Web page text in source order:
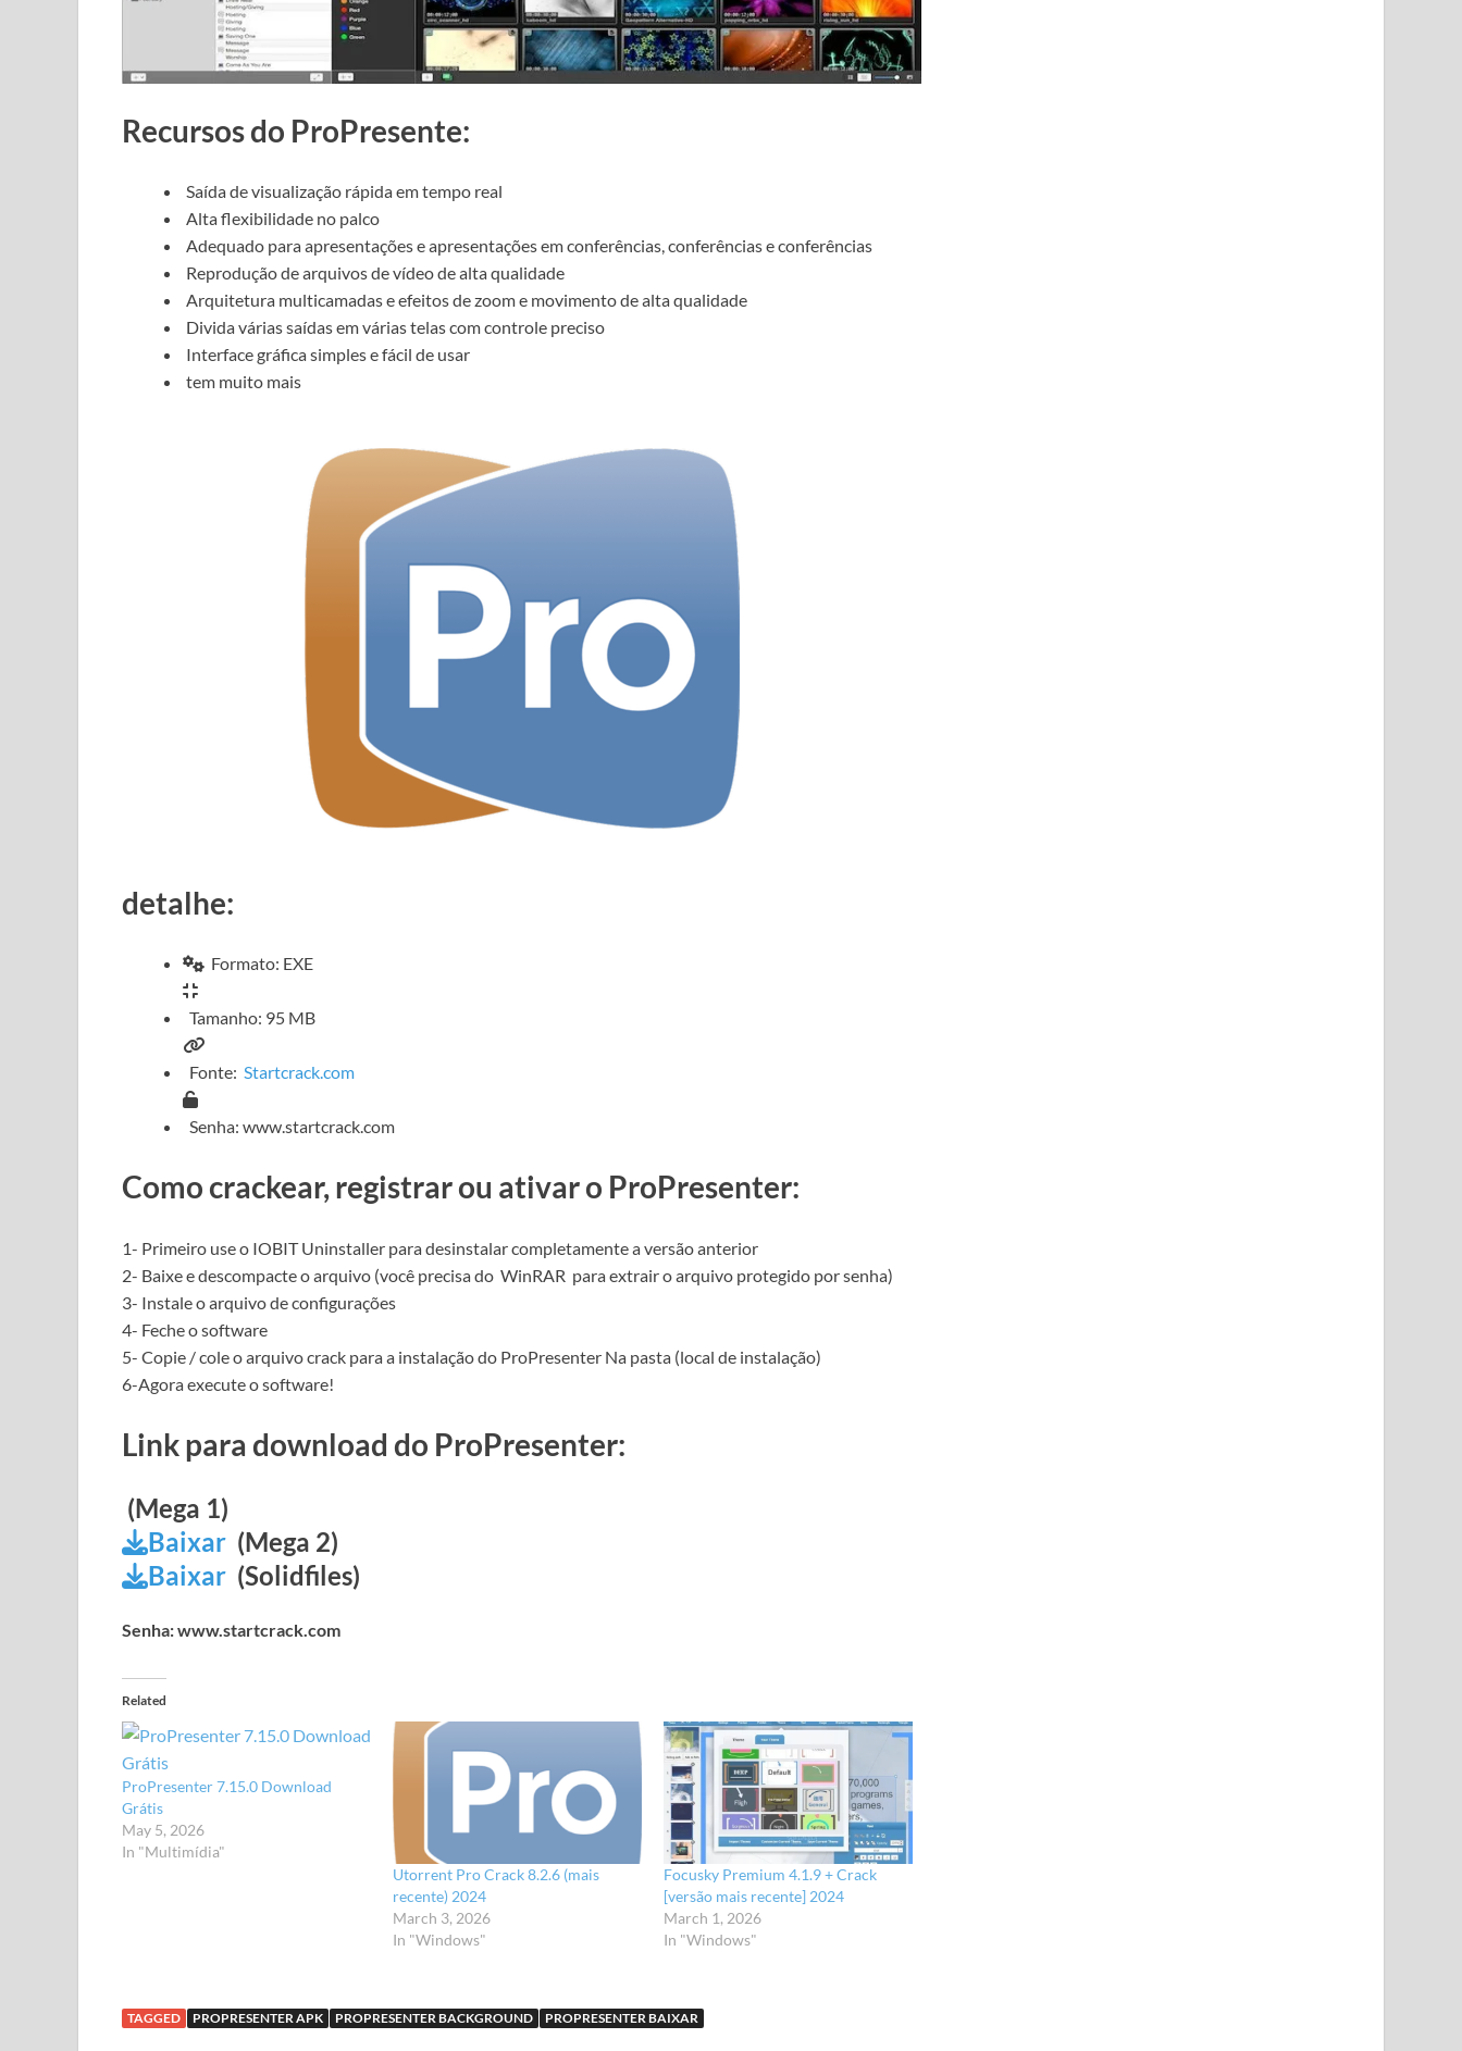
Recursos do ProPresente:
Saída de visualização rápida em tempo real
Alta flexibilidade no palco
Adequado para apresentações e apresentações em conferências, conferências e conferências
Reprodução de arquivos de vídeo de alta qualidade
Arquitetura multicamadas e efeitos de zoom e movimento de alta qualidade
Divida várias saídas em várias telas com controle preciso
Interface gráfica simples e fácil de usar
tem muito mais
detalhe:
Formato: EXE
Tamanho: 95 MB
Fonte: Startcrack.com
Senha: www.startcrack.com
Como crackear, registrar ou ativar o ProPresenter:
1- Primeiro use o IOBIT Uninstaller paradesinstalar completamente a versão anterior
2- Baixe e descompacte o arquivo (você precisa do WinRAR para extrair o arquivo protegido por senha)
3- Instale o arquivo de configurações
4- Feche o software
5- Copie / cole o arquivo crack para a instalação do ProPresenter Na pasta (local de instalação)
6-Agora execute o software!
Link para download do ProPresenter:
(Mega 1)
Baixar (Mega 2)
Baixar (Solidfiles)
Senha: www.startcrack.com
Related
ProPresenter 7.15.0 Download
Grátis
May 5, 2026
In "Multimídia"
Utorrent Pro Crack 8.2.6 (mais
recente) 2024
March 3, 2026
In "Windows"
Focusky Premium 4.1.9 + Crack
[versão mais recente] 2024
March 1, 2026
In "Windows"
TAGGED PROPRESENTER APK PROPRESENTER BACKGROUND PROPRESENTER BAIXAR